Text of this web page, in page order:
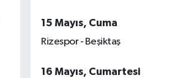
15 Mayıs, Cuma
Rizespor - Beşiktaş
16 Mayıs, Cumartesi